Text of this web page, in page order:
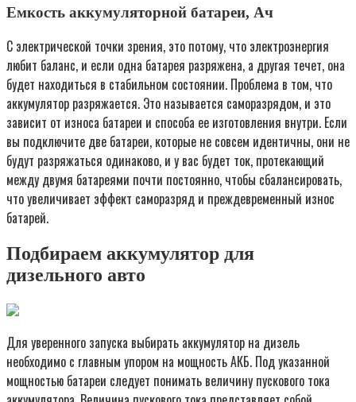
Емкость аккумуляторной батареи, Ач
С электрической точки зрения, это потому, что электроэнергия
любит баланс, и если одна батарея разряжена, а другая течет, она
будет находиться в стабильном состоянии. Проблема в том, что
аккумулятор разряжается. Это называется саморазрядом, и это
зависит от износа батареи и способа ее изготовления внутри. Если
вы подключите две батареи, которые не совсем идентичны, они не
будут разряжаться одинаково, и у вас будет ток, протекающий
между двумя батареями почти постоянно, чтобы сбалансировать,
что увеличивает эффект саморазряд и преждевременный износ
батарей.
Подбираем аккумулятор для
дизельного авто
Для уверенного запуска выбирать аккумулятор на дизель
необходимо с главным упором на мощность АКБ. Под указанной
мощностью батареи следует понимать величину пускового тока